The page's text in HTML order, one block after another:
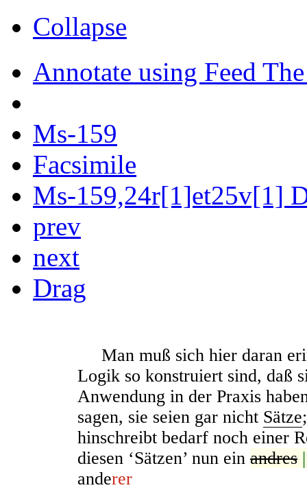
Collapse
Annotate using Feed
Ms-159
Facsimile
Ms-159,24r[1]et25v[1]
prev
next
Drag
Man muß sich hier daran
Logik so konstruiert sind, daß
Anwendung in der Praxis
sagen, sie seien gar nicht Sätze
hinschreibt bedarf noch einer
diesen ‘Sätzen’ nun ein andres
anderer